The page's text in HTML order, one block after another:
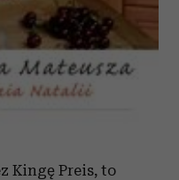
Kingę Preis, to